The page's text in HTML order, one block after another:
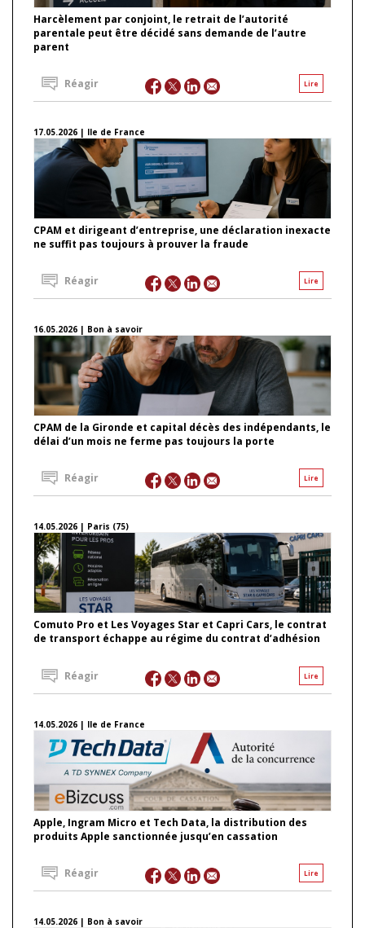
Harcèlement par conjoint, le retrait de l’autorité
parentale peut être décidé sans demande de l’autre
parent
Lire
Réagir
17.05.2026 | Ile de France
CPAM et dirigeant d’entreprise, une déclaration inexacte
ne suffit pas toujours à prouver la fraude
Lire
Réagir
16.05.2026 | Bon à savoir
CPAM de la Gironde et capital décès des indépendants, le
délai d’un mois ne ferme pas toujours la porte
Lire
Réagir
14.05.2026 | Paris (75)
Comuto Pro et Les Voyages Star et Capri Cars, le contrat
de transport échappe au régime du contrat d’adhésion
Lire
Réagir
14.05.2026 | Ile de France
Apple, Ingram Micro et Tech Data, la distribution des
produits Apple sanctionnée jusqu’en cassation
Lire
Réagir
14.05.2026 | Bon à savoir